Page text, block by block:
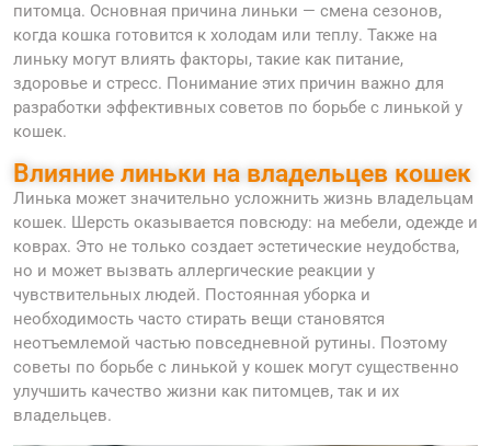
питомца. Основная причина линьки — смена сезонов,
когда кошка готовится к холодам или теплу. Также на
линьку могут влиять факторы, такие как питание,
здоровье и стресс. Понимание этих причин важно для
разработки эффективных советов по борьбе с линькой у
кошек.
Влияние линьки на владельцев кошек
Линька может значительно усложнить жизнь владельцам
кошек. Шерсть оказывается повсюду: на мебели, одежде и
коврах. Это не только создает эстетические неудобства,
но и может вызвать аллергические реакции у
чувствительных людей. Постоянная уборка и
необходимость часто стирать вещи становятся
неотъемлемой частью повседневной рутины. Поэтому
советы по борьбе с линькой у кошек могут существенно
улучшить качество жизни как питомцев, так и их
владельцев.